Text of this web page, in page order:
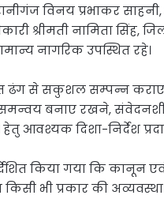
रानीगंज विनय प्रभाकर
श्रीमती नामिता सिंह,
नागरिक उपस्थित रहे।
ढंग से सकुशल सम्पन्न
बनाए रखने,
आवश्यक दिशा-निर्देश
किया गया कि कानून
भी प्रकार की अव्यवस्था